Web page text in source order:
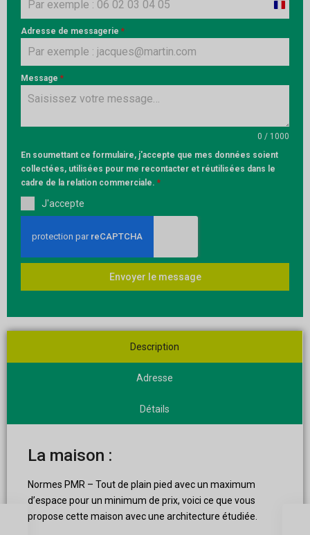
France
Adresse de messagerie *
Message *
0 / 1000
En soumettant ce formulaire, j'accepte que mes données soient
collectées, utilisées pour me recontacter et réutilisées dans le
cadre de la relation commerciale. *
J'accepte
Envoyer le message
Description
Adresse
Détails
La maison :
Normes PMR – Tout de plain pied avec un maximum
d’espace pour un minimum de prix, voici ce que vous
propose cette maison avec une architecture étudiée.